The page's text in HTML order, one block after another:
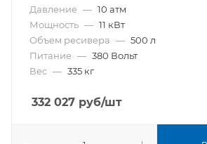
Давление — 10 атм
Мощность — 11 кВт
Объем ресивера — 500 л
Питание — 380 Вольт
Вес — 335 кг
332 027 руб/шт